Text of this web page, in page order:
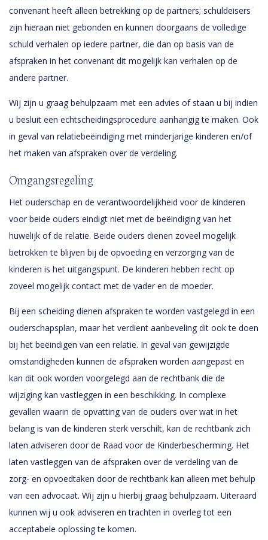
convenant heeft alleen betrekking op de partners; schuldeisers
zijn hieraan niet gebonden en kunnen doorgaans de volledige
schuld verhalen op iedere partner, die dan op basis van de
afspraken in het convenant dit mogelijk kan verhalen op de
andere partner.
Wij zijn u graag behulpzaam met een advies of staan u bij indien
u besluit een echtscheidingsprocedure aanhangig te maken. Ook
in geval van relatiebeëindiging met minderjarige kinderen en/of
het maken van afspraken over de verdeling.
Omgangsregeling
Het ouderschap en de verantwoordelijkheid voor de kinderen
voor beide ouders eindigt niet met de beëindiging van het
huwelijk of de relatie. Beide ouders dienen zoveel mogelijk
betrokken te blijven bij de opvoeding en verzorging van de
kinderen is het uitgangspunt. De kinderen hebben recht op
zoveel mogelijk contact met de vader en de moeder.
Bij een scheiding dienen afspraken te worden vastgelegd in een
ouderschapsplan, maar het verdient aanbeveling dit ook te doen
bij het beëindigen van een relatie. In geval van gewijzigde
omstandigheden kunnen de afspraken worden aangepast en
kan dit ook worden voorgelegd aan de rechtbank die de
wijziging kan vastleggen in een beschikking. In complexe
gevallen waarin de opvatting van de ouders over wat in het
belang is van de kinderen sterk verschilt, kan de rechtbank zich
laten adviseren door de Raad voor de Kinderbescherming. Het
laten vastleggen van de afspraken over de verdeling van de
zorg- en opvoedtaken door de rechtbank kan alleen met behulp
van een advocaat. Wij zijn u hierbij graag behulpzaam. Uiteraard
kunnen wij u ook adviseren en trachten in overleg tot een
acceptabele oplossing te komen.